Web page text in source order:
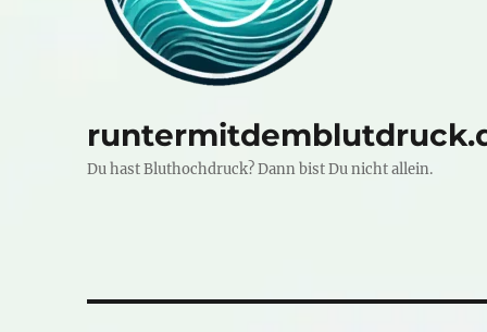
Du hast Bluthochdruck? Dann bist Du nicht allein.